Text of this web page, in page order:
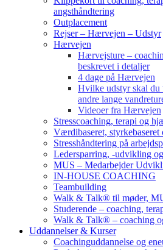
angsthåndtering
Outplacement
Rejser – Hærvejen – Udstyr
Hærvejen
Hærvejsture –
beskrevet i detaljer
4 dage på Hærvejen
Hvilke udstyr skal
andre lange
Videoer fra Hærvejen
Stresscoaching, terapi og
Værdibaseret, styrkebaseret
Stresshåndtering på
Ledersparring, -udvikling
MUS – Medarbejder
IN-HOUSE COACHING
Teambuilding
Walk & Talk® til møder,
Studerende – coaching,
Walk & Talk® – coaching
Uddannelser & Kurser
Coachinguddannelse og